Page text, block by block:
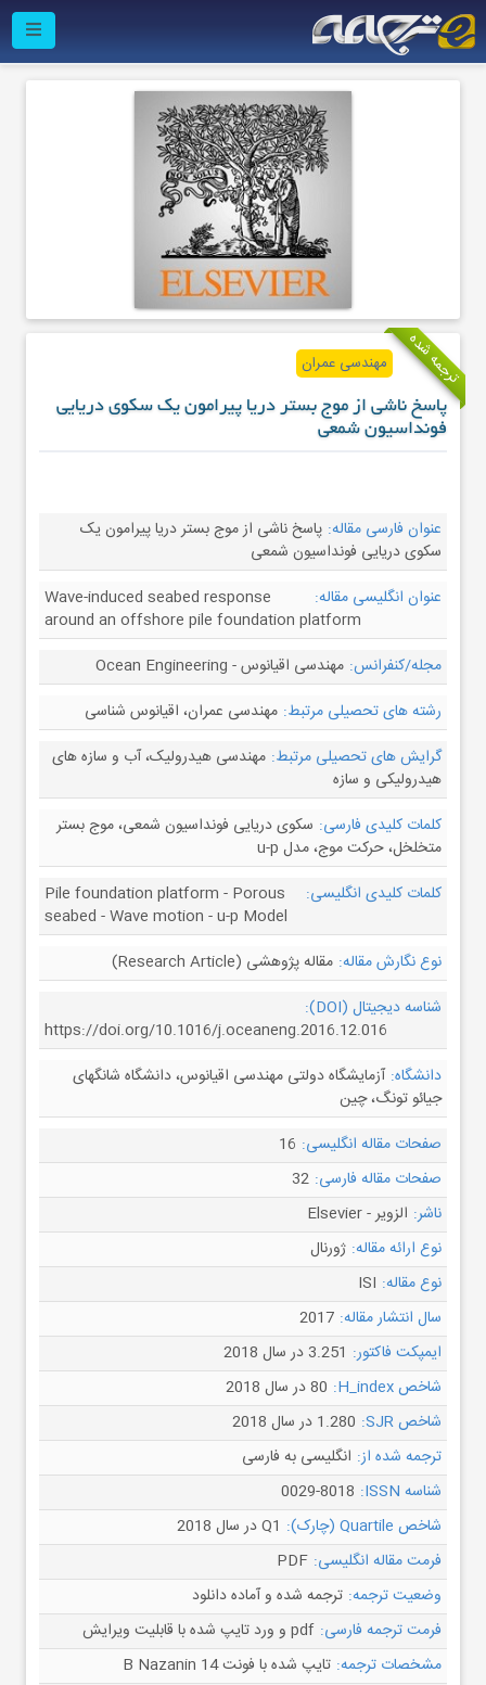
ترجمه شده مهندسی عمران
پاسخ ناشی از موج بستر دریا پیرامون یک سکوی دریایی
فونداسیون شمعی
عنوان فارسی مقاله: پاسخ ناشی از موج بستر دریا پیرامون یک
سکوی دریایی فونداسیون شمعی
عنوان انگلیسی مقاله:
Wave-induced seabed response
around an offshore pile foundation platform
مجله/کنفرانس: مهندسی اقیانوس - Ocean Engineering
رشته های تحصیلی مرتبط: مهندسی عمران، اقیانوس شناسی
گرایش های تحصیلی مرتبط: مهندسی هیدرولیک، آب و سازه های
هیدرولیکی و سازه
کلمات کلیدی فارسی: سکوی دریایی فونداسیون شمعی، موج بستر
متخلخل، حرکت موج، مدل u-p
کلمات کلیدی انگلیسی:
Pile foundation platform - Porous
seabed - Wave motion - u-p Model
نوع نگارش مقاله: مقاله پژوهشی (Research Article)
شناسه دیجیتال (DOI):
https://doi.org/10.1016/j.oceaneng.2016.12.016
دانشگاه: آزمایشگاه دولتی مهندسی اقیانوس، دانشگاه شانگهای
جیائو تونگ، چین
صفحات مقاله انگلیسی: 16
صفحات مقاله فارسی: 32
ناشر: الزویر - Elsevier
نوع ارائه مقاله: ژورنال
نوع مقاله: ISI
سال انتشار مقاله: 2017
ایمپکت فاکتور: 3.251 در سال 2018
شاخص H_index:
80 در سال 2018
شاخص SJR:
1.280 در سال 2018
ترجمه شده از: انگلیسی به فارسی
شناسه ISSN:
0029-8018
شاخص Quartile (چارک):
Q1 در سال 2018
فرمت مقاله انگلیسی: PDF
وضعیت ترجمه: ترجمه شده و آماده دانلود
فرمت ترجمه فارسی: pdf و ورد تایپ شده با قابلیت ویرایش
مشخصات ترجمه: تایپ شده با فونت B Nazanin 14